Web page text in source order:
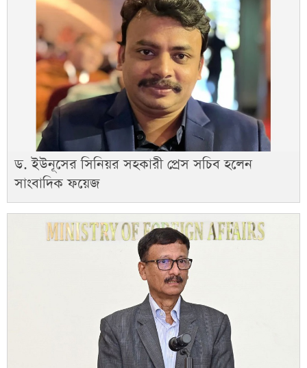
ড. ইউনূসের সিনিয়র সহকারী প্রেস সচিব হলেন
সাংবাদিক ফয়েজ